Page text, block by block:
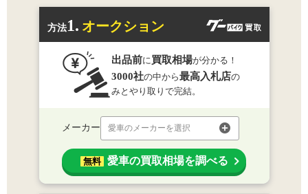
方法1. オークション
出品前に 買取相場が分かる！
3000社の中から最高入札店の
みとやり取りで完結。
メーカー 愛車のメーカーを選択
無料 愛車の買取相場を調べる